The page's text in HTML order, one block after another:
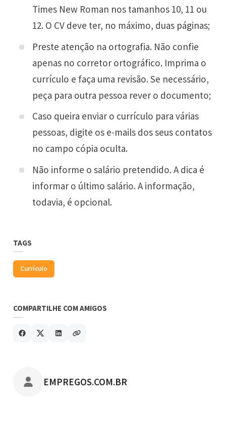
Times New Roman nos tamanhos 10, 11 ou
12. O CV deve ter, no máximo, duas páginas;
Preste atenção na ortografia. Não confie
apenas no corretor ortográfico. Imprima o
currículo e faça uma revisão. Se necessário,
peça para outra pessoa rever o documento;
Caso queira enviar o currículo para várias
pessoas, digite os e-mails dos seus contatos
no campo cópia oculta.
Não informe o salário pretendido. A dica é
informar o último salário. A informação,
todavia, é opcional.
TAGS
Currículo
COMPARTILHE COM AMIGOS
POSTADO POR
EMPREGOS.COM.BR